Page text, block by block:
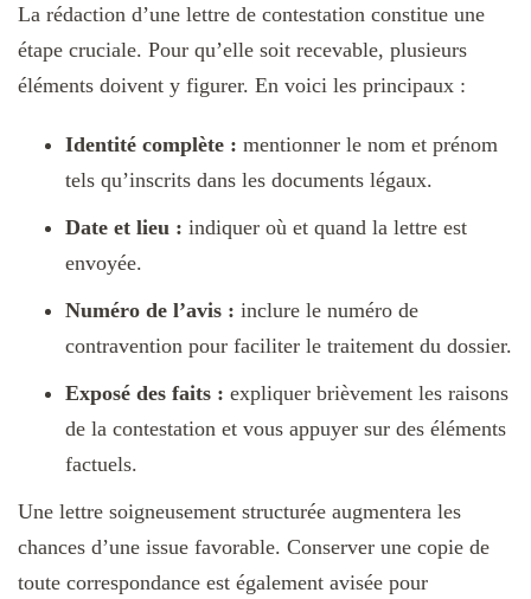
La rédaction d’une lettre de contestation constitue une
étape cruciale. Pour qu’elle soit recevable, plusieurs
éléments doivent y figurer. En voici les principaux :
Identité complète : mentionner le nom et prénom
tels qu’inscrits dans les documents légaux.
Date et lieu : indiquer où et quand la lettre est
envoyée.
Numéro de l’avis : inclure le numéro de
contravention pour faciliter le traitement du dossier.
Exposé des faits : expliquer brièvement les raisons
de la contestation et vous appuyer sur des éléments
factuels.
Une lettre soigneusement structurée augmentera les
chances d’une issue favorable. Conserver une copie de
toute correspondance est également avisée pour